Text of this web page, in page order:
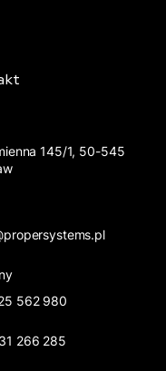
145/1, 50-545
562 980
266 285